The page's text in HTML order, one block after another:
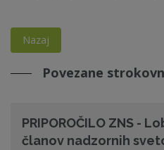
Nazaj
Povezane
PRIPOROČILO ZNS -
članov nadzornih